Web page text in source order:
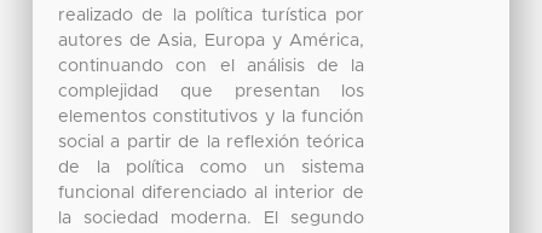
realizado de la política turística por
autores de Asia, Europa y América,
continuando con el análisis de la
complejidad que presentan los
elementos constitutivos y la función
social a partir de la reflexión teórica
de la política como un sistema
funcional diferenciado al interior de
la sociedad moderna. El segundo